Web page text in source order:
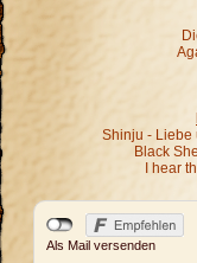
Shinju - Liebe
Black
I hear
Als Mail versenden